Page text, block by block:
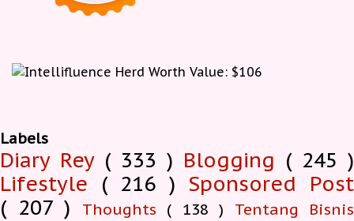
Labels
Diary Rey ( 333 ) Blogging ( 245 )
Lifestyle ( 216 ) Sponsored Post
( 207 )
Thoughts ( 138 )
Tentang Bisnis